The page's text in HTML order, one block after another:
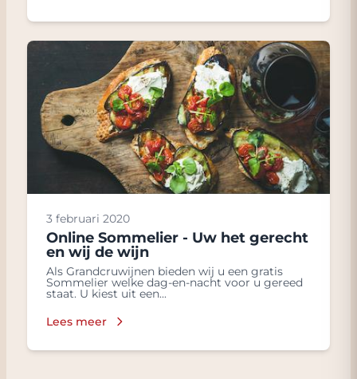
3 februari 2020
Online Sommelier - Uw het gerecht
en wij de wijn
Als Grandcruwijnen bieden wij u een gratis
Sommelier welke dag-en-nacht voor u gereed
staat. U kiest uit een...
Lees meer